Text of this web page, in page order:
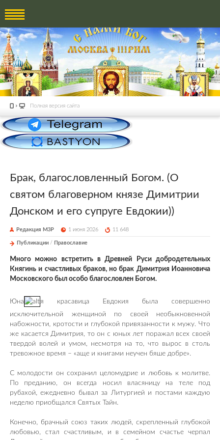
Полная версия сайта
Брак, благословленный Богом. (О
святом благоверном князе Димитрии
Донском и его супруге Евдокии))
Редакция М3Р 1 июня 2026 11 648
Публикации / Православие
Много можно встретить в Древней Руси добродетельных
Княгинь и счастливых браков, но брак Димитрия Иоанновича
Московского был особо благословлен Богом.
Юна
я красавица Евдокия была совершенно
исключительной женщиной по своей необыкновенной
набожности, кротости и глубокой привязанности к мужу. Что
же касается Димитрия, то он с юных лет поражал всех своей
твердой волей и умом, несмотря на то, что вырос в столь
тревожное время – «аще и книгами неучен бяше добре».
С молодости он сохранил целомудрие и любовь к молитве.
По преданию, он всегда носил власяницу на теле под
рубахой, ежедневно бывал за Литургией и постами каждую
неделю приобщался Святых Тайн.
Конечно, брачный союз таких людей, скрепленный глубокой
любовью, стал счастливым, и в семейном счастье черпал